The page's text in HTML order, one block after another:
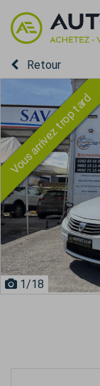
Retour
Vous arrivez trop tard
1/18